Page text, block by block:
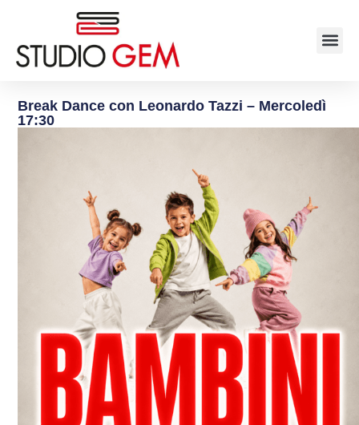
Break Dance con Leonardo Tazzi – Mercoledì
17:30